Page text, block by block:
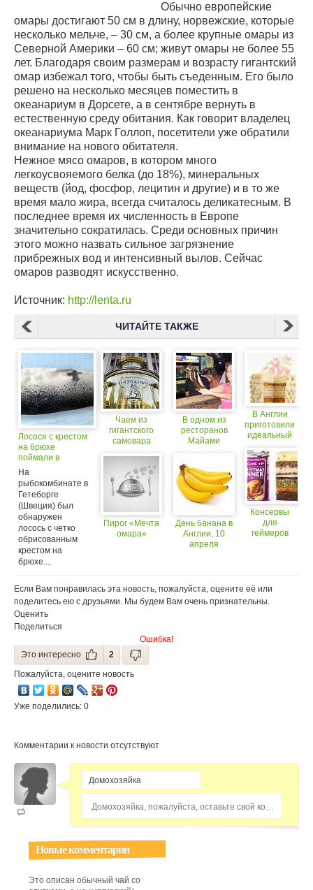
Обычно европейские
омары достигают 50 см в длину, норвежские, которые
несколько мельче, – 30 см, а более крупные омары из
Северной Америки – 60 см; живут омары не более 55
лет. Благодаря своим размерам и возрасту гигантский
омар избежал того, чтобы быть съеденным. Его было
решено на несколько месяцев поместить в
океанариум в Дорсете, а в сентябре вернуть в
естественную среду обитания. Как говорит владелец
океанариума Марк Голлоп, посетители уже обратили
внимание на нового обитателя.
Нежное мясо омаров, в котором много
легкоусвояемого белка (до 18%), минеральных
веществ (йод, фосфор, лецитин и другие) и в то же
время мало жира, всегда считалось деликатесным. В
последнее время их численность в Европе
значительно сократилась. Среди основных причин
этого можно назвать сильное загрязнение
прибрежных вод и интенсивный вылов. Сейчас
омаров разводят искусственно.
Источник: http://lenta.ru
ЧИТАЙТЕ ТАКЖЕ
Лосося с крестом
на брюхе
поймали в
Швеции
На
рыбокомбинате в
Гетеборге
(Швеция) был
обнаружен
лосось с четко
обрисованным
крестом на
брюхе....
Чаем из
гигантского
самовара
празднике в
Краснодаре
Пирог «Мечта
омара»
В одном из
ресторанов
Майами
в которой
можно было
выиграть
живого омара
День банана в
Англии, 10
апреля
В Англии
приготовили
идеальный
Консервы
для
геймеров
Если Вам понравилась эта новость, пожалуйста, оцените её или
поделитесь ею с друзьями. Мы будем Вам очень признательны.
Оценить
Поделиться
Ошибка!
Это интересно
2
Пожалуйста, оцените новость
Уже поделились: 0
Комментарии к новости отсутствуют
Домохозяйка, пожалуйста, оставьте свой комментарий...
Новые комментарии
Это описан обычный чай со